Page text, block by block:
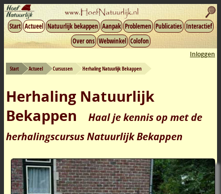
Start Actueel Natuurlijk bekappen Aanpak Problemen Publicaties Interactief
Over ons Webwinkel Colofon
Inloggen
Start Actueel Cursussen Herhaling Natuurlijk Bekappen
Herhaling Natuurlijk
Bekappen
Haal je kennis op met de
herhalingscursus Natuurlijk Bekappen